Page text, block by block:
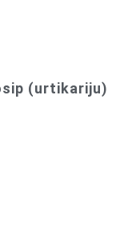
(urtikariju)